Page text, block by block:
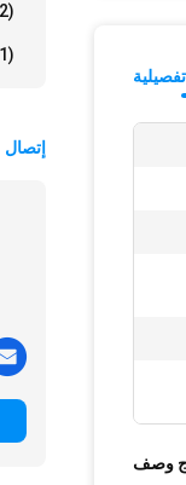
(2)
(1)
إتصال
وصف